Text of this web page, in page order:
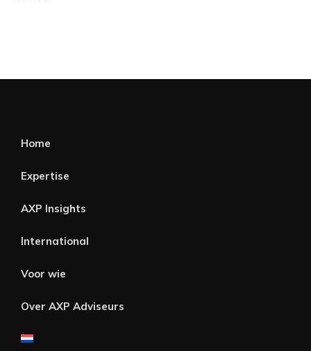
Home
Expertise
AXP Insights
International
Voor wie
Over AXP Adviseurs